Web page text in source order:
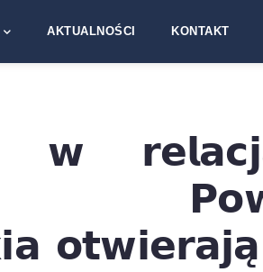
AKTUALNOŚCI KONTAKT
𝘄